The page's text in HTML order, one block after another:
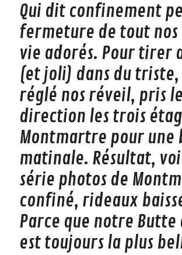
Qui dit confinement
fermeture de tout
vie adorés. Pour tirer
(et joli) dans du triste,
réglé nos réveil, pris
direction les trois
Montmartre pour une
matinale. Résultat,
série photos de
confiné, rideaux
Parce que notre Butte
est toujours la plus